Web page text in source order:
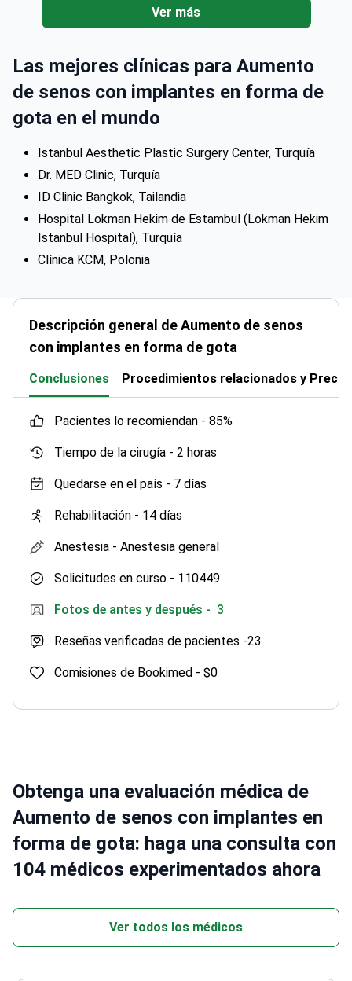
de senos con implantes en forma de
gota en el mundo
Dr. MED Clinic, Turquía
ID Clinic Bangkok, Tailandia
Hospital Lokman Hekim de Estambul (Lokman Hekim
Istanbul Hospital), Turquía
Clínica KCM, Polonia
Descripción general de Aumento de senos
con implantes en forma de gota
Conclusiones Procedimientos relacionados y
pacientes lo recomiendan - 85%
Quedarse en el país -
Rehabilitación -
110449
Reseñas verificadas de pacientes -
Comisiones de Bookimed -
Aumento de senos con implantes en
forma de gota: haga una consulta con
104 médicos experimentados ahora
Ver todos los médicos